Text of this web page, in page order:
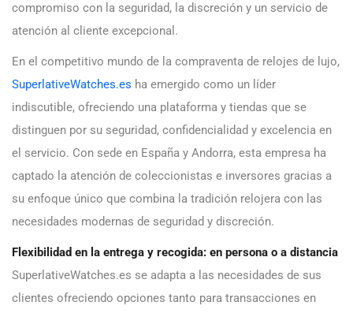
compromiso con la seguridad, la discreción y un servicio de
atención al cliente excepcional.
En el competitivo mundo de la compraventa de relojes de lujo,
SuperlativeWatches.es ha emergido como un líder
indiscutible, ofreciendo una plataforma y tiendas que se
distinguen por su seguridad, confidencialidad y excelencia en
el servicio. Con sede en España y Andorra, esta empresa ha
captado la atención de coleccionistas e inversores gracias a
su enfoque único que combina la tradición relojera con las
necesidades modernas de seguridad y discreción.
Flexibilidad en la entrega y recogida: en persona o a distancia
SuperlativeWatches.es se adapta a las necesidades de sus
clientes ofreciendo opciones tanto para transacciones en